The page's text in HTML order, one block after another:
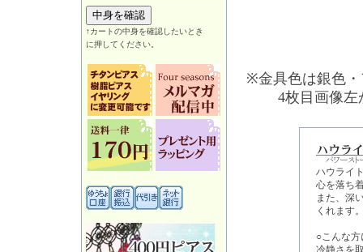
↑カートの中身を確認したいとき
に押してください。
※金具色は銀色
4枚目画像
ハウライ
心を落ち
また、深
くれます
○こんな
冷静さを